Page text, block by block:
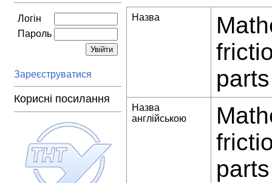
Логін
Пароль
Зареєструватися
Корисні посилання
Назва
parts
Назва
англійською
parts